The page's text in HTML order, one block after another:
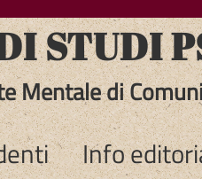
STUDI
Mentale di
Info